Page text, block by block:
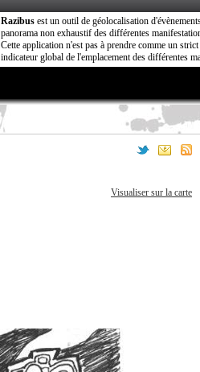
Razibus est un outil de géolocalisation
panorama non exhaustif des différentes
Cette application n'est pas à prendre comme un
indicateur global de l'emplacement des différentes
Visualiser sur la carte